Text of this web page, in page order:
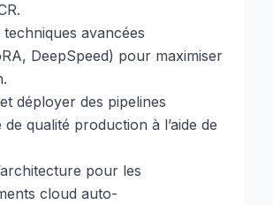
techniques avancées
DeepSpeed) pour maximiser
déployer des pipelines
de qualité production à l’aide de
pour les
cloud auto-